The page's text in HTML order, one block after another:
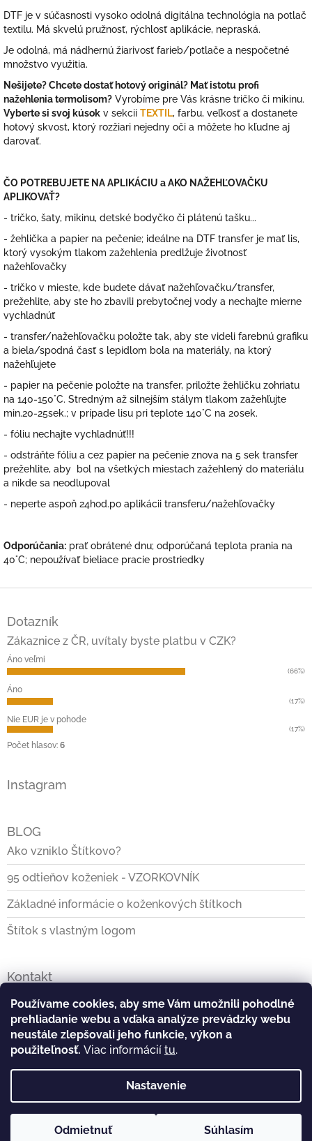
Používame cookies, aby sme Vám umožnili pohodlné
prehliadanie webu a vďaka analýze prevádzky webu
neustále zlepšovali jeho funkcie, výkon a
použiteľnosť. Viac informácií tu.
Nastavenie
Odmietnuť Súhlasím
DTF je v súčasnosti vysoko odolná digitálna technológia na potlač
textilu. Má skvelú pružnosť, rýchlosť aplikácie, nepraská.
Je odolná, má nádhernú žiarivosť farieb/potlače a nespočetné
množstvo využitia.
Nešijete? Chcete dostať hotový originál? Mať istotu profi
nažehlenia termolisom? Vyrobíme pre Vás krásne tričko či mikinu.
Vyberte si svoj kúsok v sekcii TEXTIL, farbu, veľkosť a dostanete
hotový skvost, ktorý rozžiari nejedny oči a môžete ho kľudne aj
darovať.
ČO POTREBUJETE NA APLIKÁCIU a AKO NAŽEHĽOVAČKU
APLIKOVAŤ?
- tričko, šaty, mikinu, detské bodyčko či plátenú tašku...
- žehlička a papier na pečenie; ideálne na DTF transfer je mať lis,
ktorý vysokým tlakom zažehlenia predlžuje životnosť
nažehľovačky
- tričko v mieste, kde budete dávať nažehľovačku/transfer,
prežehlite, aby ste ho zbavili prebytočnej vody a nechajte mierne
vychladnúť
- transfer/nažehľovačku položte tak, aby ste videli farebnú grafiku
a biela/spodná časť s lepidlom bola na materiály, na ktorý
nažehľujete
- papier na pečenie položte na transfer, priložte žehličku zohriatu
na 140-150°C. Stredným až silnejším stálym tlakom zažehľujte
min.20-25sek.; v prípade lisu pri teplote 140°C na 20sek.
- fóliu nechajte vychladnúť!!!
- odstráňte fóliu a cez papier na pečenie znova na 5 sek transfer
prežehlite, aby bol na všetkých miestach zažehlený do materiálu
a nikde sa neodlupoval
- neperte aspoň 24hod.po aplikácii transferu/nažehľovačky
Odporúčania: prať obrátené dnu; odporúčaná teplota prania na
40°C; nepoužívať bieliace pracie prostriedky
e
Dotazník
Zákaznice z ČR, uvítaly byste platbu v CZK?
Áno veľmi
(66%)
Áno
(17%)
Nie EUR je v pohode
(17%)
Počet hlasov: 6
Instagram
BLOG
Ako vzniklo Štítkovo?
95 odtieňov koženiek - VZORKOVNÍK
Základné informácie o koženkových štítkoch
Štítok s vlastným logom
Kontakt
info@stitkovo.sk
0903928140
https://www.facebook.com/Stitkovo.sk
Vytvoril Shoptet Copyright 2026 Štítkovo - tvoj štítok. Všetky práva